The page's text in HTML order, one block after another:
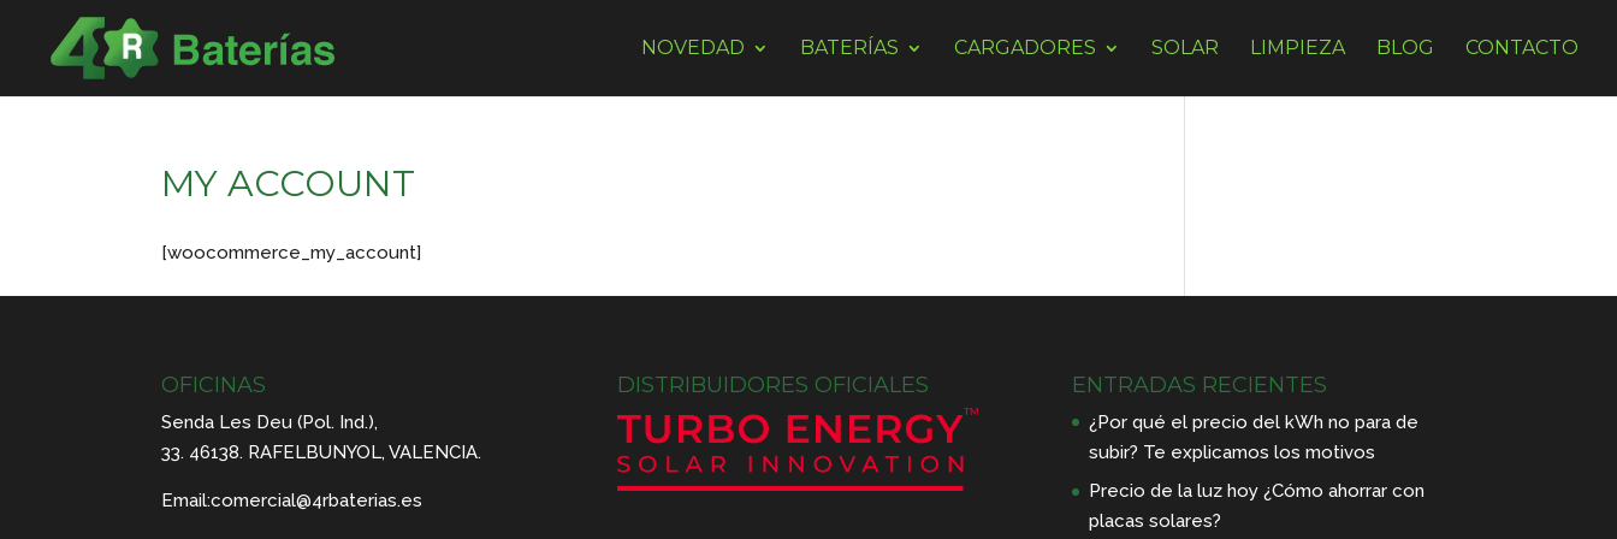
NOVEDAD BATERÍAS CARGADORES SOLAR LIMPIEZA BLOG CONTACTO
MY ACCOUNT
[woocommerce_my_account]
OFICINAS
Senda Les Deu (Pol. Ind.),
33. 46138. RAFELBUNYOL, VALENCIA.
Email:comercial@4rbaterias.es
DISTRIBUIDORES OFICIALES ENTRADAS RECIENTES
¿Por qué el precio del kWh no para de
subir? Te explicamos los motivos
Precio de la luz hoy ¿Cómo ahorrar con
placas solares?